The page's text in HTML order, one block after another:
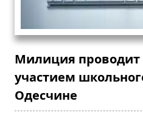
Милиция проводит
участием
Одесчине